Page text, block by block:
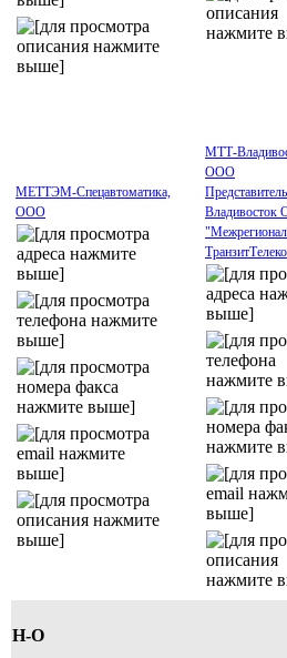
МЕТТЭМ-Спецавтоматика,
ООО
МТТ-
ООО
Владивосток
Н-О